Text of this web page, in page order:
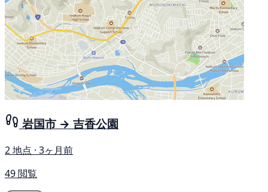
岩国市 → 吉香公園
2 地点 · 3ヶ月前
49 閲覧